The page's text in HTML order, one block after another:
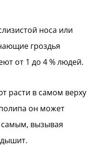
носа или
гроздья
от 1 до 4 % людей.
расти в самом верху
он может
вызывая